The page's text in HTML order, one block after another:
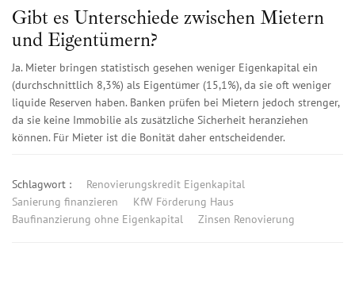
Gibt es Unterschiede zwischen Mietern
und Eigentümern?
Ja. Mieter bringen statistisch gesehen weniger Eigenkapital ein
(durchschnittlich 8,3%) als Eigentümer (15,1%), da sie oft weniger
liquide Reserven haben. Banken prüfen bei Mietern jedoch strenger,
da sie keine Immobilie als zusätzliche Sicherheit heranziehen
können. Für Mieter ist die Bonität daher entscheidender.
Schlagwort :
Renovierungskredit Eigenkapital
Sanierung finanzieren
KfW Förderung Haus
Baufinanzierung ohne Eigenkapital
Zinsen Renovierung